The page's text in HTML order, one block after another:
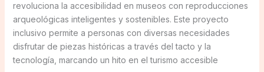
revoluciona la accesibilidad en museos con reproducciones
arqueológicas inteligentes y sostenibles. Este proyecto
inclusivo permite a personas con diversas necesidades
disfrutar de piezas históricas a través del tacto y la
tecnología, marcando un hito en el turismo accesible